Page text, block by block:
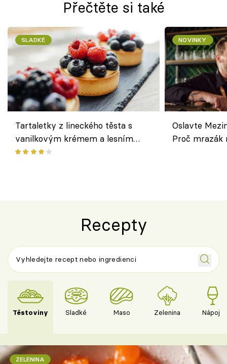
Přečtěte si také
SLADKÉ
Tartaletky z lineckého těsta s
vanilkovým krémem a lesním
ovocem podle Bread Society
NOVINKY
Oslavte
Proč
Recepty
Těstoviny Sladké Maso Zelenina Nápoje
ZELENINA